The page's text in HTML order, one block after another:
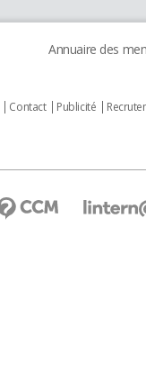
Annuaire des
Contact Publicité